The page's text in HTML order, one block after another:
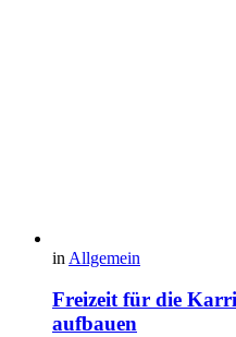
in Allgemein
Freizeit für die
aufbauen